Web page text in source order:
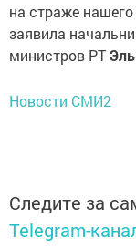
на страже
заявила
министров РТ
Новости СМИ2
Следите за
Telegram-